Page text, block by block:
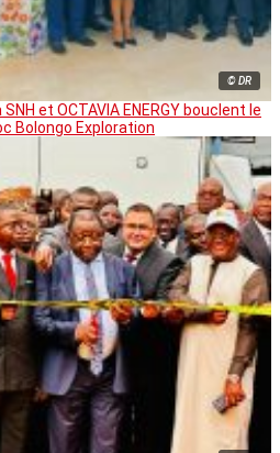
© DR
et OCTAVIA ENERGY bouclent le
Bolongo Exploration